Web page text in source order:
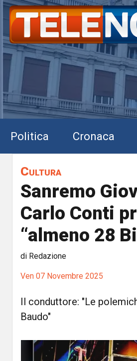
Politica Cronaca
Cultura
Sanremo
Carlo Conti
“almeno 28
di Redazione
Ven 07 Novembre 2025
Il conduttore: "Le
Baudo"